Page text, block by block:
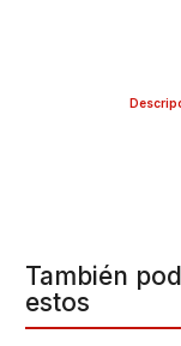
También
estos